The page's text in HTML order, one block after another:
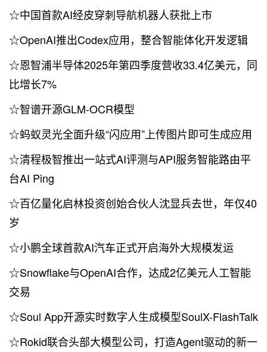
☆中国首款AI经皮穿刺导航机器人获批上市
☆OpenAI推出Codex应用，整合智能体化开发逻辑
☆恩智浦半导体2025年第四季度营收33.4亿美元，同
比增长7%
☆智谱开源GLM-OCR模型
☆蚂蚁灵光全面升级“闪应用”上传图片即可生成应用
☆清程极智推出一站式AI评测与API服务智能路由平
台AI Ping
☆百亿量化启林投资创始合伙人沈显兵去世，年仅40
岁
☆小鹏全球首款AI汽车正式开启海外大规模发运
☆Snowflake与OpenAI合作，达成2亿美元人工智能
交易
☆Soul App开源实时数字人生成模型SoulX-FlashTalk
☆Rokid联合头部大模型公司，打造Agent驱动的新一